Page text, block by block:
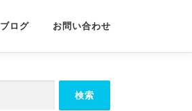
ブログ お問い合わせ